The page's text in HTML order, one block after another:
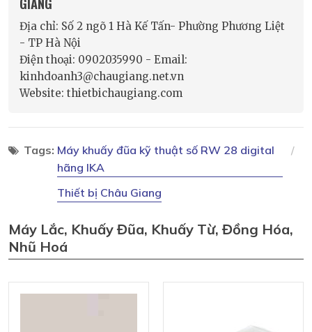
Địa chỉ: Số 2 ngõ 1 Hà Kế Tấn- Phường Phương Liệt
- TP Hà Nội
Điện thoại: 0902035990 - Email:
kinhdoanh3@chaugiang.net.vn
Website: thietbichaugiang.com
Tags: Máy khuấy đũa kỹ thuật số RW 28 digital
hãng IKA
Thiết bị Châu Giang
Máy Lắc, Khuấy Đũa, Khuấy Từ, Đồng Hóa,
Nhũ Hoá